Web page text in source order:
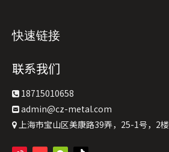
快速链接
联系我们
 18715010658
 admin@cz-metal.com
 上海市宝山区美康路39弄，25-1号，2楼